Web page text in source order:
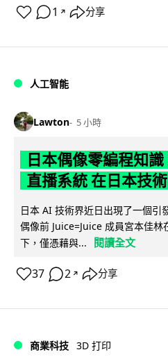
1 ↗ 分享
人工智能
Lawton 5 小時
日本偶像零編程知
直播系統 在日本技
日本 AI 技術界近日出現了一個引
偶像前 Juice=Juice 成員宮本佳
下，僅憑藉與...
閱讀全文
37 2 ↗ 分享
商業科技 3D 打印